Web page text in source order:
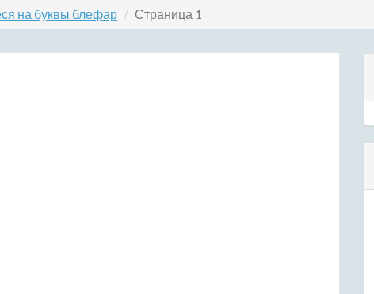
на буквы блефар Страница 1